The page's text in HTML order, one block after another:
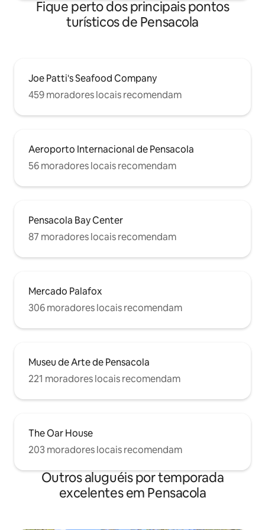
Fique perto dos principais pontos
turísticos de Pensacola
Joe Patti's Seafood Company
459 moradores locais recomendam
Aeroporto Internacional de Pensacola
56 moradores locais recomendam
Pensacola Bay Center
87 moradores locais recomendam
Mercado Palafox
306 moradores locais recomendam
Museu de Arte de Pensacola
221 moradores locais recomendam
The Oar House
203 moradores locais recomendam
Outros aluguéis por temporada
excelentes em Pensacola